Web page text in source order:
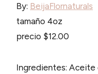
By: BeijaFlornaturals
tamaño 4oz
precio $12.00
Ingredientes: Aceite